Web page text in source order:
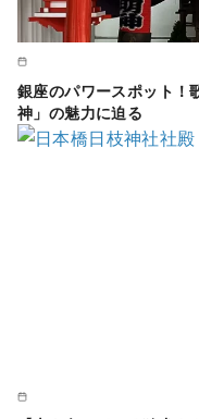
銀座のパワースポット！
神」の魅力に迫る